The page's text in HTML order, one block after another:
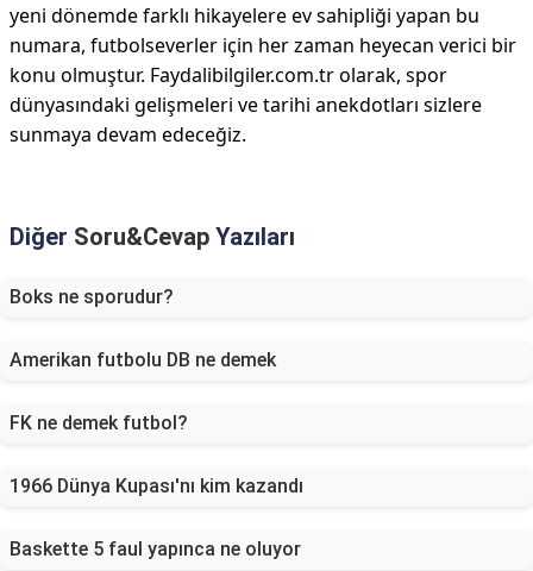
yeni dönemde farklı hikayelere ev sahipliği yapan bu
numara, futbolseverler için her zaman heyecan verici bir
konu olmuştur. Faydalibilgiler.com.tr olarak, spor
dünyasındaki gelişmeleri ve tarihi anekdotları sizlere
sunmaya devam edeceğiz.
Diğer Soru&Cevap Yazıları
Boks ne sporudur?
Amerikan futbolu DB ne demek
FK ne demek futbol?
1966 Dünya Kupası'nı kim kazandı
Baskette 5 faul yapınca ne oluyor